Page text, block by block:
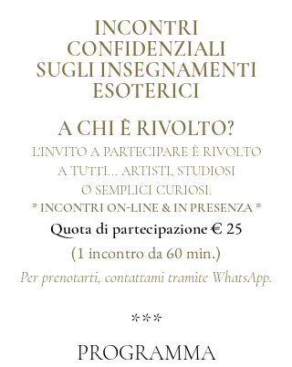
INCONTRI
CONFIDENZIALI
SUGLI INSEGNAMENTI
ESOTERICI
A CHI È RIVOLTO?
L'INVITO A PARTECIPARE È RIVOLTO
A TUTTI... ARTISTI, STUDIOSI
O SEMPLICI CURIOSI.
* INCONTRI ON-LINE & IN PRESENZA *
Quota di partecipazione€ 25
(1 incontro da 60 min.)
Per prenotarti, contattami tramite WhatsApp.
***
PROGRAMMA